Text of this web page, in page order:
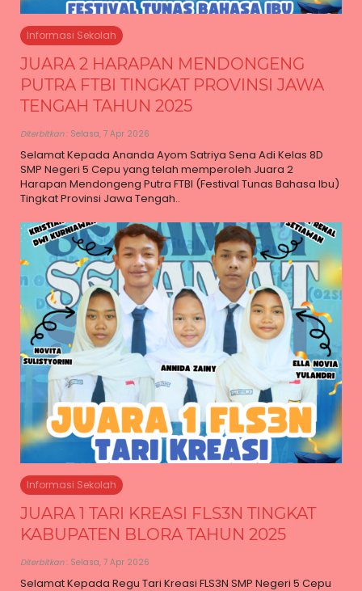
Informasi Sekolah
JUARA 2 HARAPAN MENDONGENG
PUTRA FTBI TINGKAT PROVINSI JAWA
TENGAH TAHUN 2025
Diterbitkan: Selasa, 7 Apr 2026
Selamat Kepada Ananda Ayom Satriya Sena Adi Kelas 8D
SMP Negeri 5 Cepu yang telah memperoleh Juara 2
Harapan Mendongeng Putra FTBI (Festival Tunas Bahasa Ibu)
Tingkat Provinsi Jawa Tengah..
Informasi Sekolah
JUARA 1 TARI KREASI FLS3N TINGKAT
KABUPATEN BLORA TAHUN 2025
Diterbitkan: Selasa, 7 Apr 2026
Selamat Kepada Regu Tari Kreasi FLS3N SMP Negeri 5 Cepu